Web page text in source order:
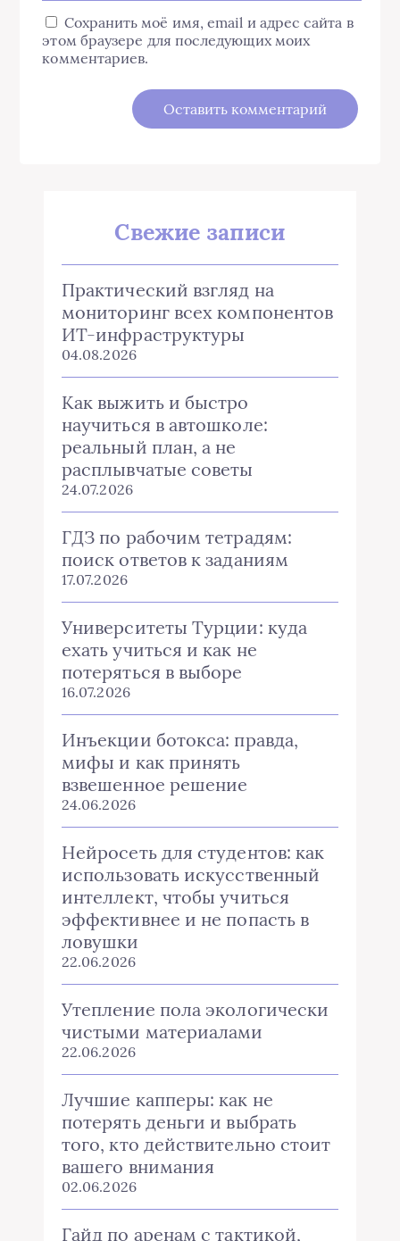
Сохранить моё имя, email и адрес сайта в
этом браузере для последующих моих
комментариев.
Свежие записи
Практический взгляд на
мониторинг всех компонентов
ИТ-инфраструктуры
04.08.2026
Как выжить и быстро
научиться в автошколе:
реальный план, а не
расплывчатые советы
24.07.2026
ГДЗ по рабочим тетрадям:
поиск ответов к заданиям
17.07.2026
Университеты Турции: куда
ехать учиться и как не
потеряться в выборе
16.07.2026
Инъекции ботокса: правда,
мифы и как принять
взвешенное решение
24.06.2026
Нейросеть для студентов: как
использовать искусственный
интеллект, чтобы учиться
эффективнее и не попасть в
ловушки
22.06.2026
Утепление пола экологически
чистыми материалами
22.06.2026
Лучшие капперы: как не
потерять деньги и выбрать
того, кто действительно стоит
вашего внимания
02.06.2026
Гайд по аренам с тактикой,